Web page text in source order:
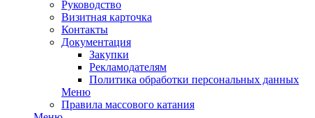
Руководство
Визитная карточка
Контакты
Документация
Закупки
Рекламодателям
Политика обработки персональных данных
Меню
Правила массового катания